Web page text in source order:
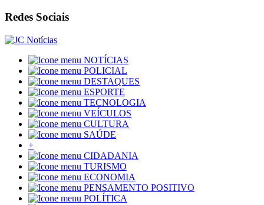
Redes Sociais
NOTÍCIAS
POLICIAL
DESTAQUES
ESPORTE
TECNOLOGIA
VEÍCULOS
CULTURA
SAÚDE
+
CIDADANIA
TURISMO
ECONOMIA
PENSAMENTO POSITIVO
POLÍTICA